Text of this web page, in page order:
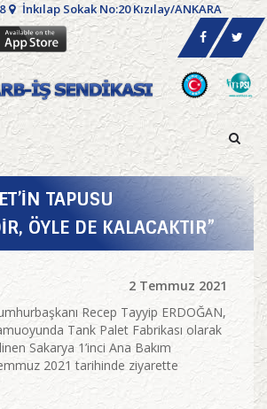
İnkılap Sokak No:20 Kızılay/ANKARA
TAPUSU
ÖYLE DE KALACAKTIR”
2 Temmuz 2021
Recep Tayyip ERDOĞAN,
Tank Palet Fabrikası olarak
Sakarya 1’inci Ana Bakım
2021 tarihinde ziyarette